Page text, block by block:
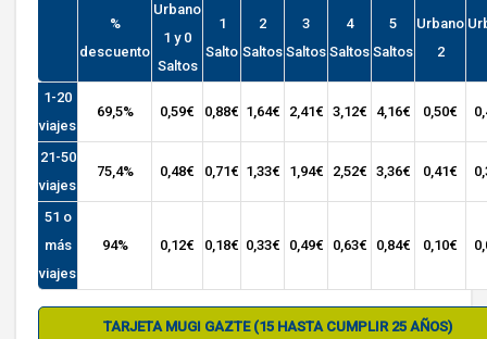
%
descuento
Urbano
1 y 0
Saltos
1
Salto
2
Saltos
3
Saltos
4
Saltos
5
Saltos
Urbano
2
1-20
viajes
69,5% 0,59€ 0,88€ 1,64€ 2,41€ 3,12€ 4,16€ 0,50€
21-50
viajes
75,4% 0,48€ 0,71€ 1,33€ 1,94€ 2,52€ 3,36€ 0,41€
51 o
más
viajes
94% 0,12€ 0,18€ 0,33€ 0,49€ 0,63€ 0,84€ 0,10€
TARJETA MUGI GAZTE (15 HASTA CUMPLIR 25 AÑOS)